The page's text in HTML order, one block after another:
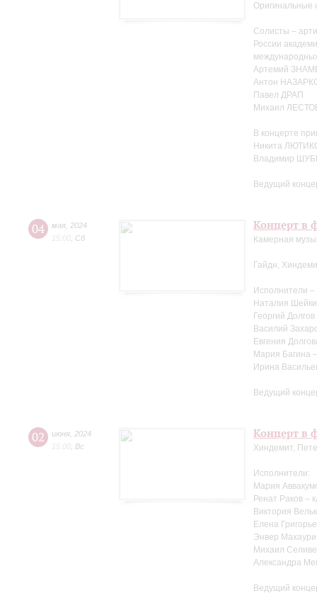
Оригинальные
Солисты –
России
Артемий
Антон
Павел ДРАП
Михаил
В концерте
Никита
Владимир
Ведущий
04 мая 2024
15:00 Сб
Концерт в
Камерная
Гайдн,
Исполнители
Наталия
Георгий
Василий
Евгения
Мария Багина
Ирина
Ведущий
02 июня 2024
15:00 Вс
Концерт в
Хиндемит,
Исполнители:
Мария
Ренат Раков –
Виктория
Елена
Энвер Махаури
Михаил
Александра
Ведущий